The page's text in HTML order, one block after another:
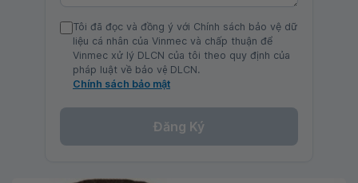
Tôi đã đọc và đồng ý với Chính sách bảo vệ dữ
liệu cá nhân của Vinmec và chấp thuận để
Vinmec xử lý DLCN của tôi theo quy định của
pháp luật về bảo vệ DLCN.
Chính sách bảo mật
Đăng Ký